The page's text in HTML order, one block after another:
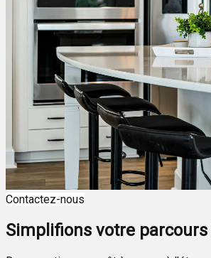
Contactez-nous
Simplifions votre